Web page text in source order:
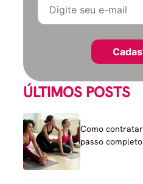
ÚLTIMOS POSTS
Como
passo